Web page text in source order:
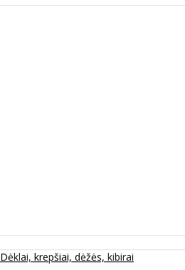
Dėklai, krepšiai, dėžės, kibirai